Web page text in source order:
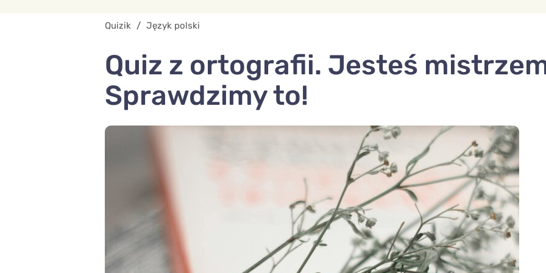
Quizik / Język polski
Quiz z ortografii. Jesteś
Sprawdzimy to!